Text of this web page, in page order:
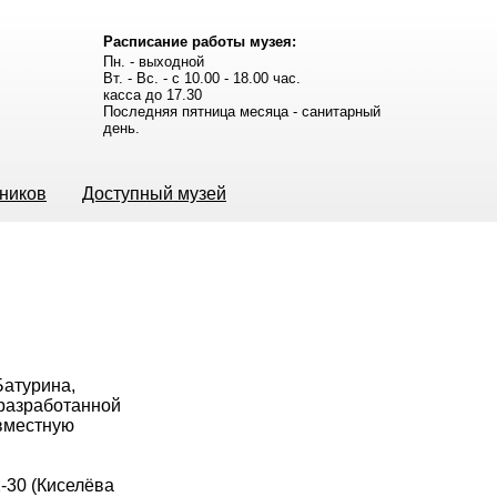
Расписание работы музея:
Пн. - выходной
Вт. - Вс. - с 10.00 - 18.00 час.
касса до 17.30
Последняя пятница месяца - санитарный
день.
Доступный музей
30 (Киселёва